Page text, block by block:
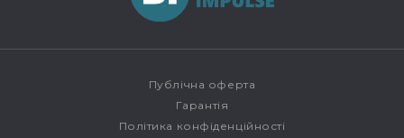
Публічна оферта
Гарантія
Політика конфіденційності